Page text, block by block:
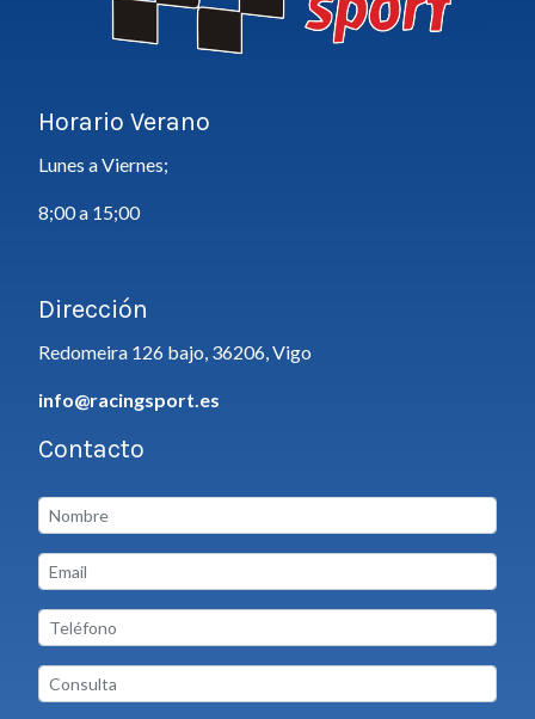
Horario Verano
Lunes a Viernes;
8;00 a 15;00
Dirección
Redomeira 126 bajo, 36206, Vigo
info@racingsport.es
Contacto